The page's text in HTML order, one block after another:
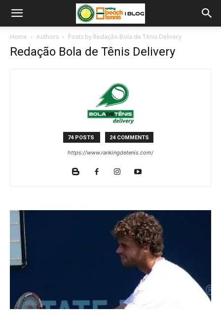
Home Authors Posts by Redação Bola de Tênis Delivery
Redação Bola de Tênis Delivery
74 POSTS 24 COMMENTS
https://www.rankingdetenis.com/